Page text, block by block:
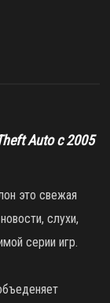
Auto с 2005
это свежая
слухи,
серии игр.